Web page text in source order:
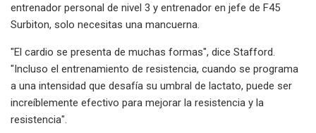
entrenador personal de nivel 3 y entrenador en jefe de F45
Surbiton, solo necesitas una mancuerna.
"El cardio se presenta de muchas formas", dice Stafford.
"Incluso el entrenamiento de resistencia, cuando se programa
a una intensidad que desafía su umbral de lactato, puede ser
increíblemente efectivo para mejorar la resistencia y la
resistencia".